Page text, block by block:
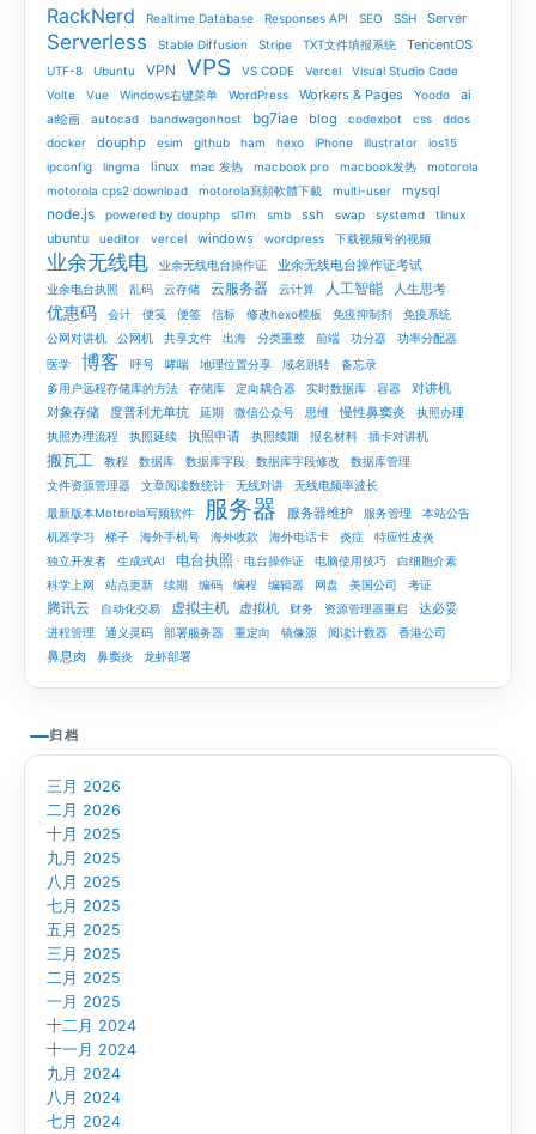
RackNerd Realtime Database Responses API SEO SSH Server
Serverless Stable Diffusion Stripe TXT文件填报系统 TencentOS
UTF-8 Ubuntu VPN VPS VS CODE Vercel
Visual Studio Code
Volte
Vue Windows右键菜单 WordPress Workers & Pages Yoodo ai
ai绘画 autocad bandwagonhost bg7iae blog codexbot css
ddos
docker
douphp esim github ham hexo iPhone illustrator
ios15
ipconfig
lingma linux mac 发热 macbook pro macbook发热
motorola
motorola cps2 download
motorola寫頻軟體下載 multi-user mysql
node.js powered by douphp sl1m smb ssh swap systemd tlinux
ubuntu ueditor vercel windows wordpress 下载视频号的视频
业余无线电 业余无线电台操作证 业余无线电台操作证考试
业余电台执照 乱码 云存储 云服务器 云计算 人工智能 人生思考
优惠码 会计 便笺 便签 信标 修改hexo模板 免疫抑制剂
免疫系统
公网对讲机
公网机 共享文件 出海 分类重整 前端 功分器
功率分配器
医学
博客 呼号 哮喘 地理位置分享 域名跳转
备忘录
多用户远程存储库的方法
存储库 定向耦合器 实时数据库 容器
对讲机
对象存储
度普利尤单抗 延期 微信公众号 思维 慢性鼻窦炎
执照办理
执照办理流程
执照延续 执照申请 执照续期 报名材料 插卡对讲机
搬瓦工 教程 数据库 数据库字段 数据库字段修改
数据库管理
文件资源管理器
文章阅读数统计 无线对讲
无线电频率波长
最新版本Motorola写频软件
服务器 服务器维护 服务管理
本站公告
机器学习
梯子 海外手机号 海外收款 海外电话卡 炎症
特应性皮炎
独立开发者
生成式AI 电台执照 电台操作证 电脑使用技巧
白细胞介素
科学上网
站点更新 续期 编码 编程 编辑器 网盘 美国公司 考证
腾讯云 自动化交易 虚拟主机 虚拟机 财务 资源管理器重启 达必妥
进程管理 通义灵码 部署服务器 重定向 镜像源 阅读计数器 香港公司
鼻息肉 鼻窦炎 龙虾部署
归档
三月 2026
二月 2026
十月 2025
九月 2025
八月 2025
七月 2025
五月 2025
三月 2025
二月 2025
一月 2025
十二月 2024
十一月 2024
九月 2024
八月 2024
七月 2024